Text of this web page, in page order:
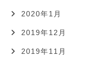
2020年1月
2019年12月
2019年11月